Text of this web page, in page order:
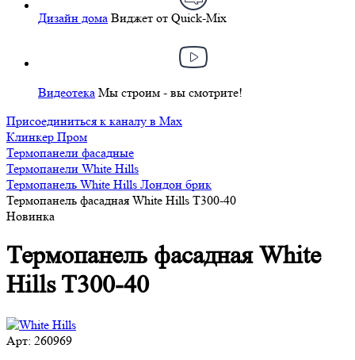
Дизайн дома Виджет от Quick-Mix
Видеотека Мы строим - вы смотрите!
Присоединиться к каналу в Max
Клинкер Пром
Термопанели фасадные
Термопанели White Hills
Термопанель White Hills Лондон брик
Термопанель фасадная White Hills T300-40
Новинка
Термопанель фасадная White
Hills T300-40
Арт: 260969